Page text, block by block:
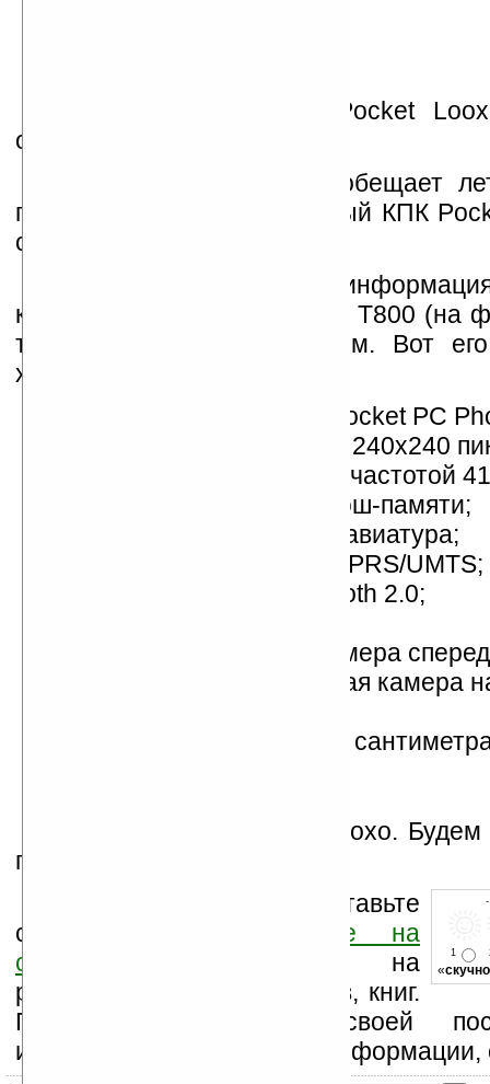
Pocket Loox C550 и Pocket
ожидать уже этой весной.
Кроме того, компания обещает
года выпустить миниатюрный КПК
с функциями навигатора.
И наконец, подробная
коммуникаторе Pocket Loox T800 (на
также появится этим летом. Вот его
характеристики:
Windows Mobile 5.0 for Pocket PC
дисплей с разрешением 240х240
процессор Intel XScale с частотой
64 Мб ОЗУ и 128 Мб флэш-памяти;
встроенная QWERTY-клавиатура;
поддержка сетей GSM/GPRS/UMTS;
WiFi (802.11b/g) и Bluetooth 2.0;
2 видеокамеры: VGA-камера
связи) и 2-мегапиксельная камера
размеры — 12.6х6.4х2.1
Ну что ж, выглядит неплохо.
продаж.
1
«скучно
Оцените новость и оставьте
свой комментарий
ниже на
странице
на
рассылку новостей, файлов, книг.
Поддержите Ладошки своей
изучением коммерческой